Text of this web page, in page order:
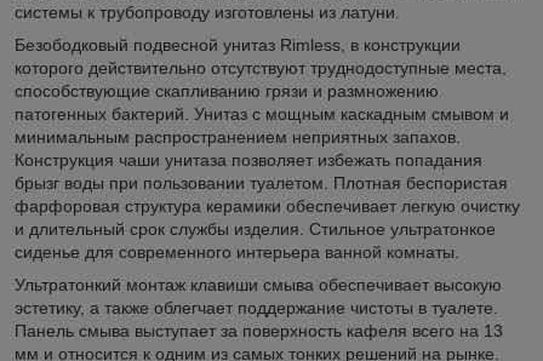
системы к трубопроводу изготовлены из латуни.
Безободковый подвесной унитаз Rimless, в конструкции
которого действительно отсутствуют труднодоступные места,
способствующие скапливанию грязи и размножению
патогенных бактерий. Унитаз с мощным каскадным смывом и
минимальным распространением неприятных запахов.
Конструкция чаши унитаза позволяет избежать попадания
брызг воды при пользовании туалетом. Плотная беспористая
фарфоровая структура керамики обеспечивает легкую очистку
и длительный срок службы изделия. Стильное ультратонкое
сиденье для современного интерьера ванной комнаты.
Ультратонкий монтаж клавиши смыва обеспечивает высокую
эстетику, а также облегчает поддержание чистоты в туалете.
Панель смыва выступает за поверхность кафеля всего на 13
мм и относится к одним из самых тонких решений на рынке.